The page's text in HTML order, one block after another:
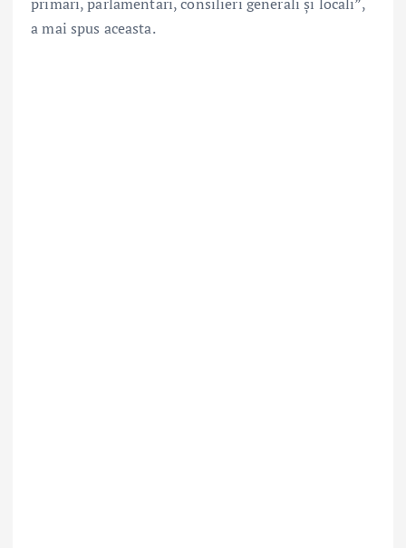
primari, parlamentari, consilieri generali și locali”,
a mai spus aceasta.